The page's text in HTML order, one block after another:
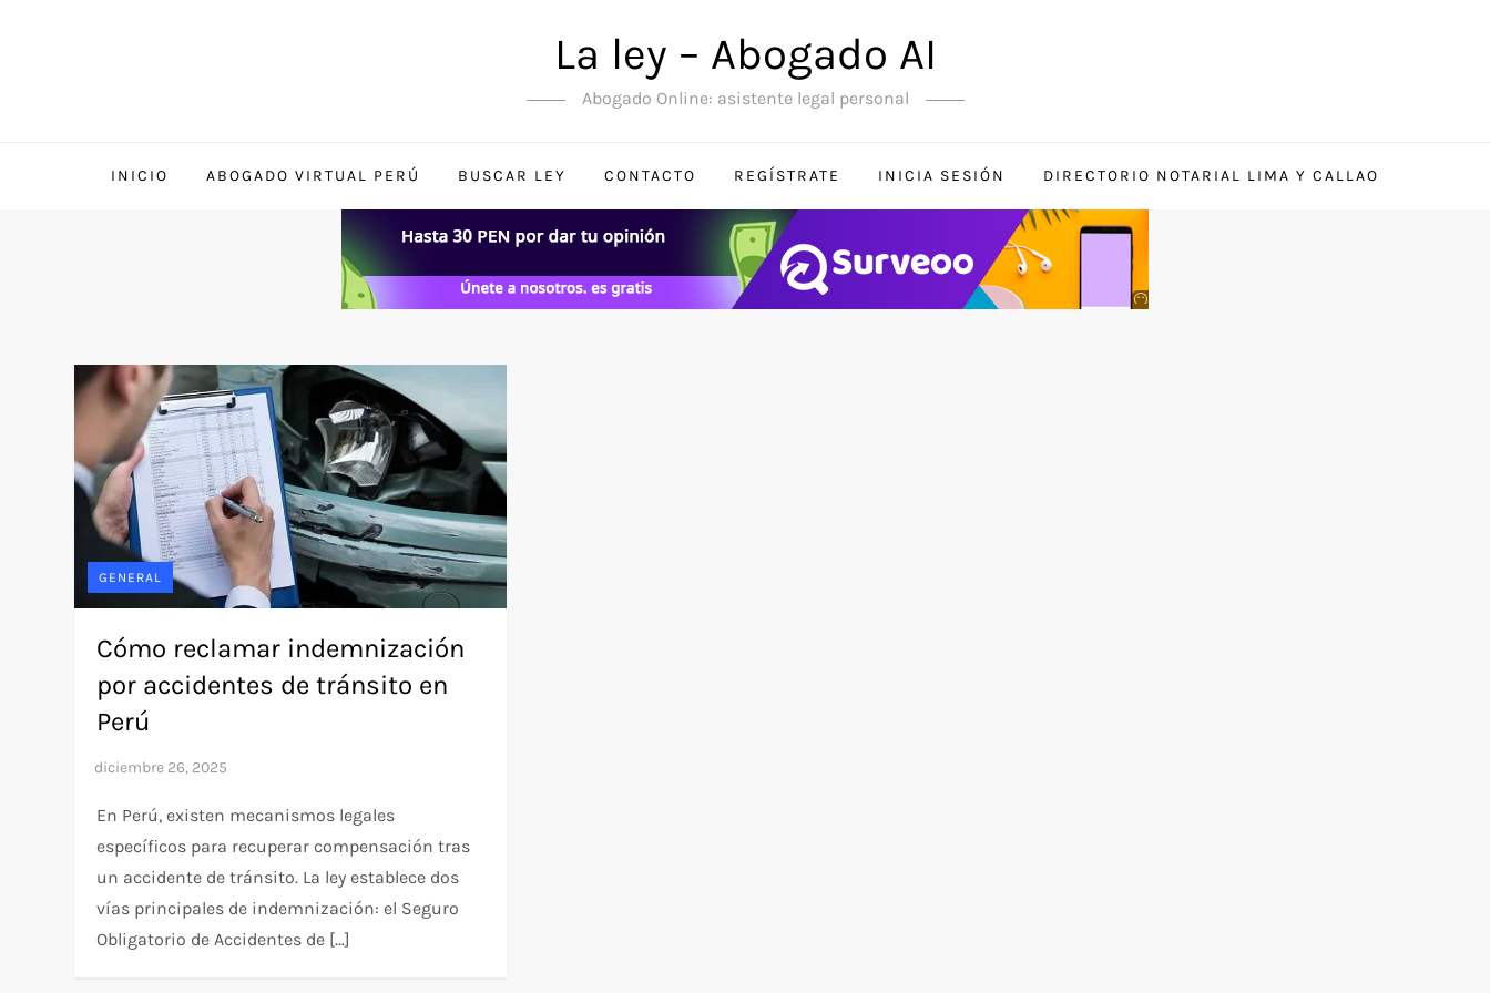
La ley – Abogado AI
Abogado Online: asistente legal personal
INICIO ABOGADO VIRTUAL PERÚ BUSCAR LEY CONTACTO REGÍSTRATE INICIA SESIÓN DIRECTORIO NOTARIAL LIMA Y CALLAO
GENERAL
Cómo reclamar indemnización
por accidentes de tránsito en
Perú
En Perú, existen mecanismos legales
específicos para recuperar compensación tras
un accidente de tránsito. La ley establece dos
vías principales de indemnización: el Seguro
Obligatorio de Accidentes de […]